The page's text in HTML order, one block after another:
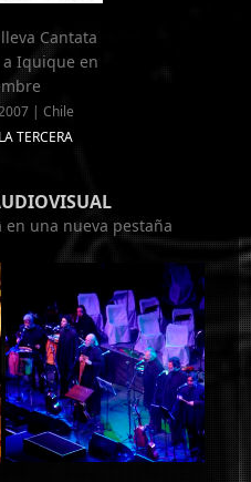
Cantata
Iquique en
| Chile
TERCERA
una nueva pestaña